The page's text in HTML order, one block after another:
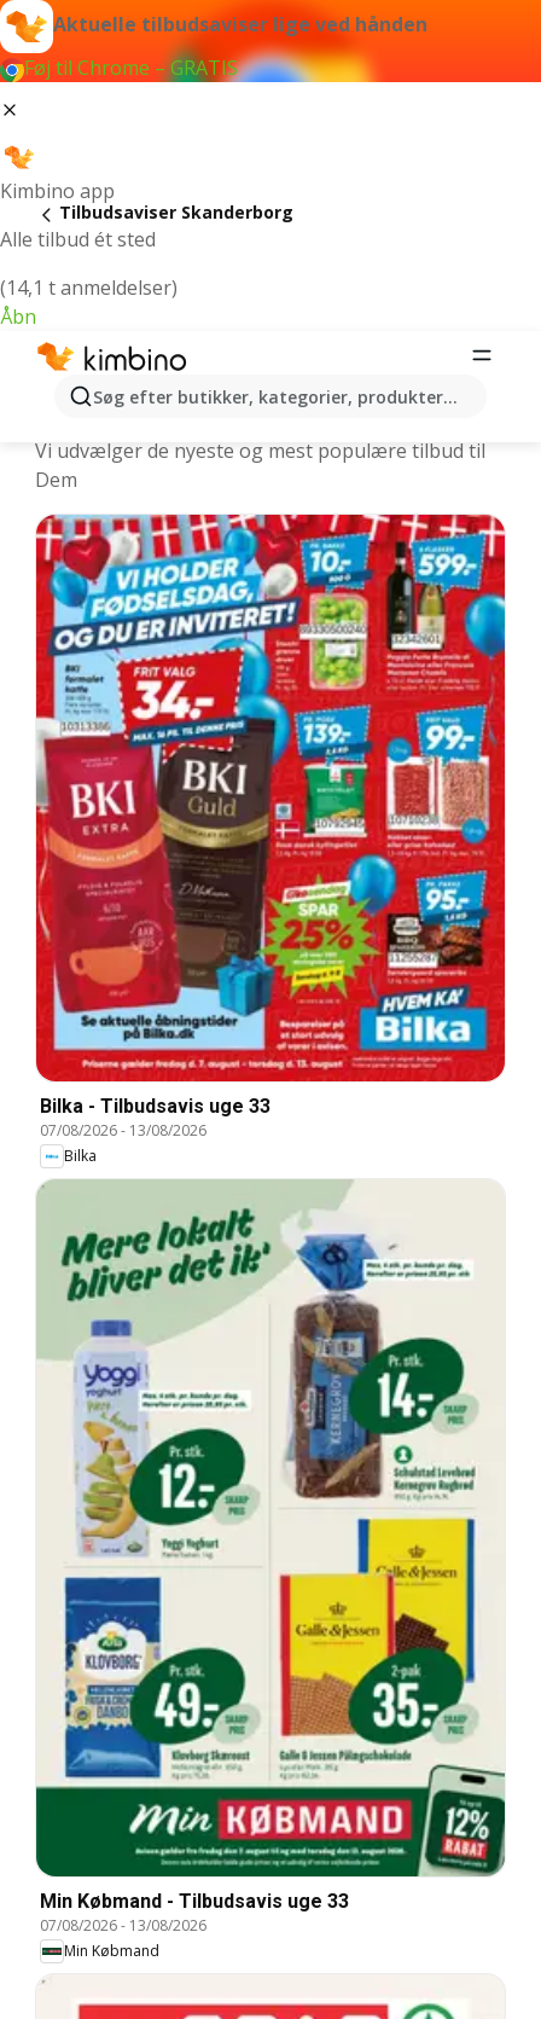
Aktuelle tilbudsaviser lige ved hånden
Føj til Chrome – GRATIS
Kimbino app
Alle tilbud ét sted
(14,1 t anmeldelser)
Åbn
Søg efter butikker, kategorier, produkter...
Tilbudsaviser Skanderborg
Skanderborg | Nyeste tilbudsaviser
Vi udvælger de nyeste og mest populære tilbud til
Dem
Bilka - Tilbudsavis uge 33
07/08/2026- 13/08/2026
Bilka
Min Købmand - Tilbudsavis uge 33
07/08/2026- 13/08/2026
Min Købmand